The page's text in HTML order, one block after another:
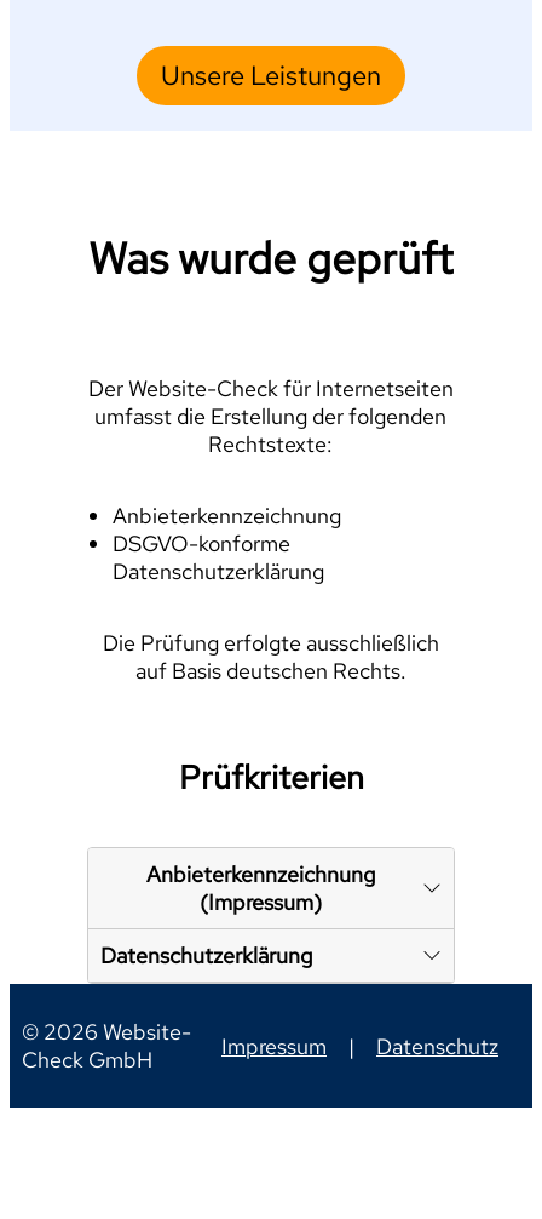
Unsere Leistungen
Was wurde geprüft
Der Website-Check für Internetseiten
umfasst die Erstellung der folgenden
Rechtstexte:
Anbieterkennzeichnung
DSGVO-konforme
Datenschutzerklärung
Die Prüfung erfolgte ausschließlich
auf Basis deutschen Rechts.
Prüfkriterien
Anbieterkennzeichnung
(Impressum)
Datenschutzerklärung
© 2026 Website-
Check GmbH
Impressum | Datenschutz